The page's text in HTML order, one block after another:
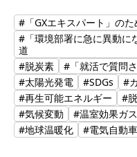
#「GXエキスパート」の
#「環境部署に急に異動に
道
#脱炭素
#「就活で質問
#太陽光発電
#SDGs
#
#再生可能エネルギー
#
#気候変動
#温室効果ガス
#地球温暖化
#電気自動車